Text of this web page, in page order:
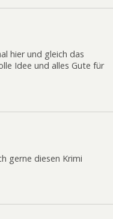
hier und gleich das
Idee und alles Gute für
gerne diesen Krimi